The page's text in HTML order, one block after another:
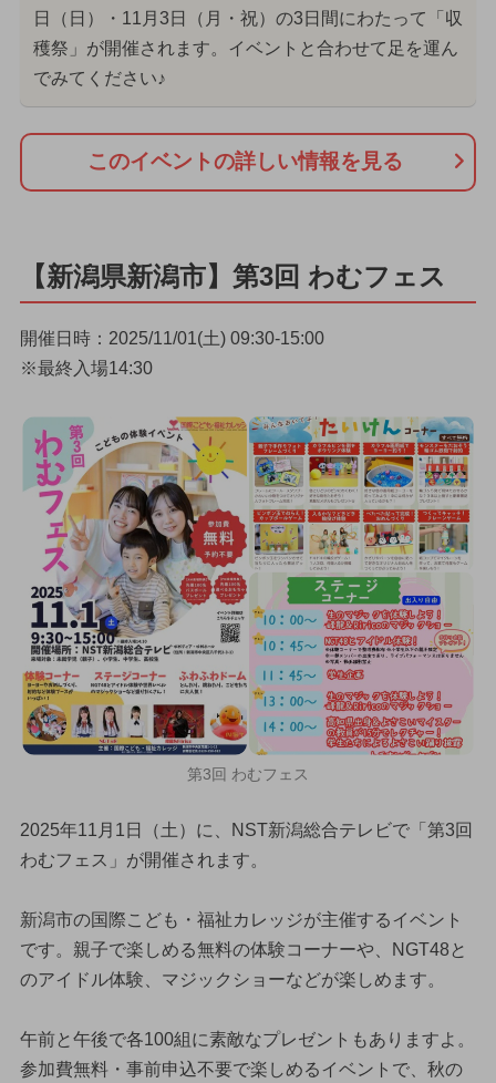
日（日）・11月3日（月・祝）の3日間にわたって「収
穫祭」が開催されます。イベントと合わせて足を運ん
でみてください♪
このイベントの詳しい情報を見る
【新潟県新潟市】第3回 わむフェス
開催日時：2025/11/01(土) 09:30-15:00
※最終入場14:30
第3回 わむフェス
2025年11月1日（土）に、NST新潟総合テレビで「第3回
わむフェス」が開催されます。
新潟市の国際こども・福祉カレッジが主催するイベント
です。親子で楽しめる無料の体験コーナーや、NGT48と
のアイドル体験、マジックショーなどが楽しめます。
午前と午後で各100組に素敵なプレゼントもありますよ。
参加費無料・事前申込不要で楽しめるイベントで、秋の